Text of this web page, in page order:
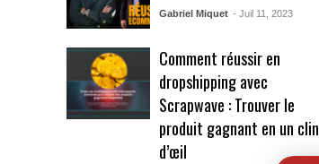
Gabriel Miquet - Juil 11, 2023
Comment réussir en
dropshipping avec
Scrapwave : Trouver le
produit gagnant en un clin
d’œil